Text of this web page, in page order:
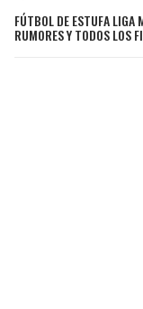
FÚTBOL DE ESTUFA
RUMORES Y TODOS LOS